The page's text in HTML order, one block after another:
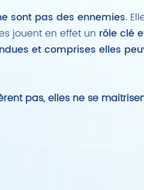
sont pas des ennemies.
jouent en effet un rôle clé
et comprises elles
pas, elles ne se